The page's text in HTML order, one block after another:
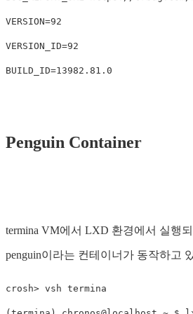
VERSION=
VERSION_ID=
BUILD_ID=
Penguin Container
termina VM에서 LXD 환경에서 실행
penguin이라는 컨테이너가 동작하고